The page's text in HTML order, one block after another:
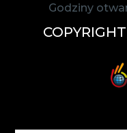
Godziny